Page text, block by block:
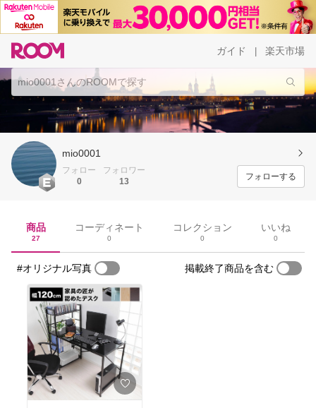
ガイド 楽天市場
mio0001
フォロー
0
フォロワー
13
フォローする
商品
27
コーディネート
0
コレクション
0
いいね
0
#オリジナル写真 掲載終了商品を含む